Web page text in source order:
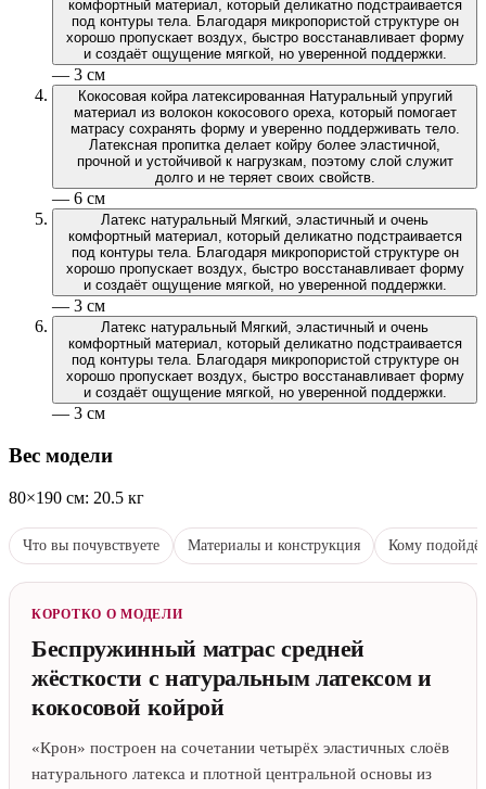
комфортный материал, который деликатно подстраивается
под контуры тела. Благодаря микропористой структуре он
хорошо пропускает воздух, быстро восстанавливает форму
и создаёт ощущение мягкой, но уверенной поддержки.
— 3 см
Кокосовая койра латексированнаяНатуральный упругий
материал из волокон кокосового ореха, который помогает
матрасу сохранять форму и уверенно поддерживать тело.
Латексная пропитка делает койру более эластичной,
прочной и устойчивой к нагрузкам, поэтому слой служит
долго и не теряет своих свойств.
— 6 см
Латекс натуральный Мягкий, эластичный и очень
комфортный материал, который деликатно подстраивается
под контуры тела. Благодаря микропористой структуре он
хорошо пропускает воздух, быстро восстанавливает форму
и создаёт ощущение мягкой, но уверенной поддержки.
— 3 см
Латекс натуральный Мягкий, эластичный и очень
комфортный материал, который деликатно подстраивается
под контуры тела. Благодаря микропористой структуре он
хорошо пропускает воздух, быстро восстанавливает форму
и создаёт ощущение мягкой, но уверенной поддержки.
— 3 см
Вес модели
80×190 см: 20.5 кг
Что вы почувствуете Материалы и конструкция Кому подойдёт
КОРОТКО О МОДЕЛИ
Беспружинный матрас средней
жёсткости с натуральным латексом и
кокосовой койрой
«Крон» построен на сочетании четырёх эластичных слоёв
натурального латекса и плотной центральной основы из